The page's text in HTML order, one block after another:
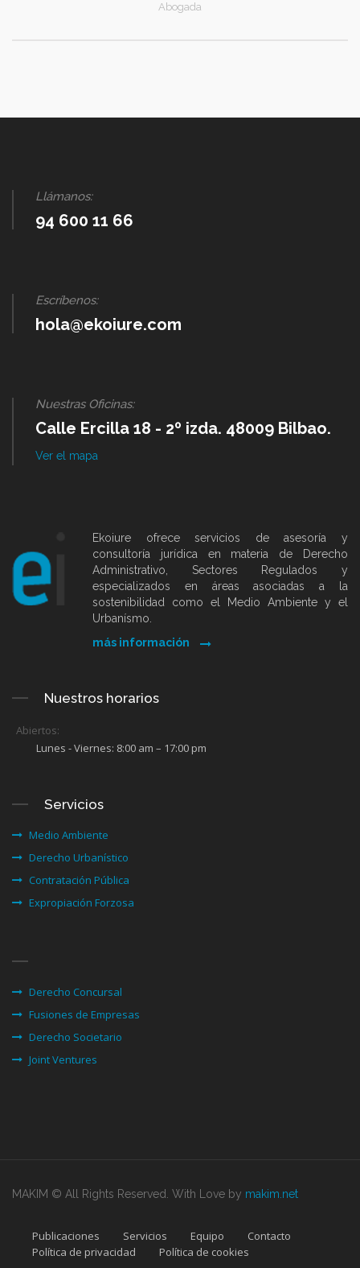
Abogada
Llámanos:
94 600 11 66
Escríbenos:
hola@ekoiure.com
Nuestras Oficinas:
Calle Ercilla 18 - 2º izda. 48009 Bilbao.
Ver el mapa
Ekoiure ofrece servicios de asesoría y
consultoría jurídica en materia de Derecho
Administrativo, Sectores Regulados y
especializados en áreas asociadas a la
sostenibilidad como el Medio Ambiente y el
Urbanísmo.
más información
Nuestros horarios
Abiertos:
Lunes - Viernes: 8:00 am – 17:00 pm
Servicios
Medio Ambiente
Derecho Urbanístico
Contratación Pública
Expropiación Forzosa
Derecho Concursal
Fusiones de Empresas
Derecho Societario
Joint Ventures
MAKIM © All Rights Reserved. With Love by makim.net
Publicaciones Servicios Equipo
Contacto
Política de privacidad
Política de cookies